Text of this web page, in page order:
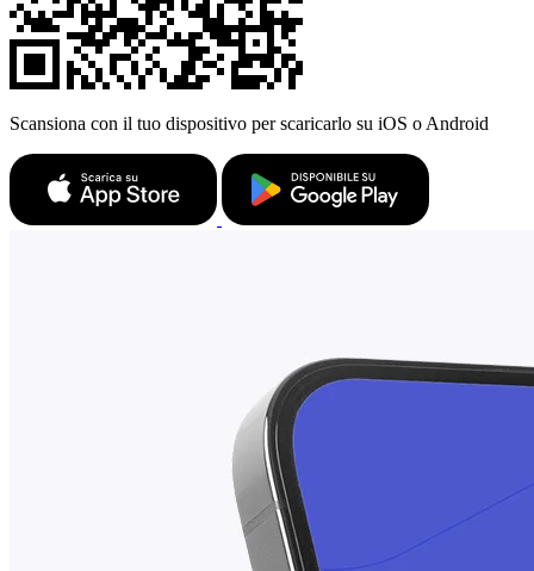
Scansiona con il tuo dispositivo per scaricarlo su iOS o Android